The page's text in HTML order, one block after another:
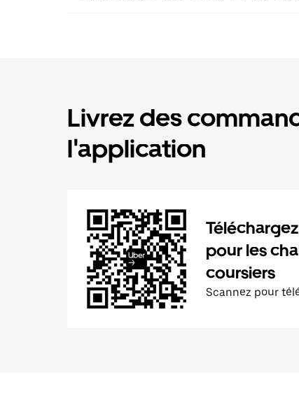
Livrez des
l'application
pour les
coursiers
Scannez pour